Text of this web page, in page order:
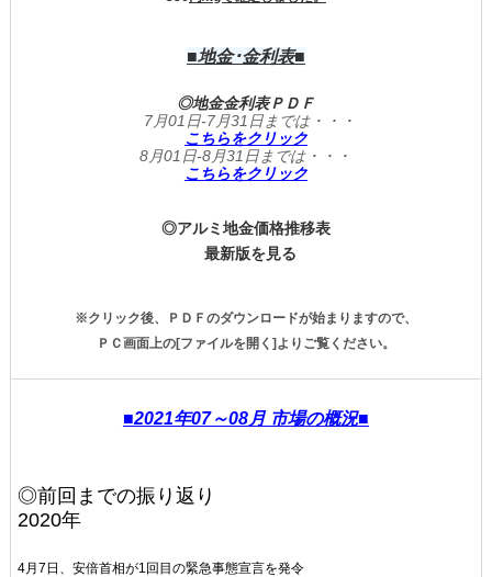
■地金･金利表■
◎地金金利表ＰＤＦ
7月01日-7月31日までは・・・
こちらをクリック
8月01日-8月31日までは・・・
こちらをクリック
◎アルミ地金価格推移表
最新版を見る
※クリック後、ＰＤＦのダウンロードが始まりますので、
ＰＣ画面上の[ファイルを開く]よりご覧ください。
■2021年07～08月 市場の概況■
◎前回までの振り返り
2020年
4月7日、安倍首相が1回目の緊急事態宣言を発令